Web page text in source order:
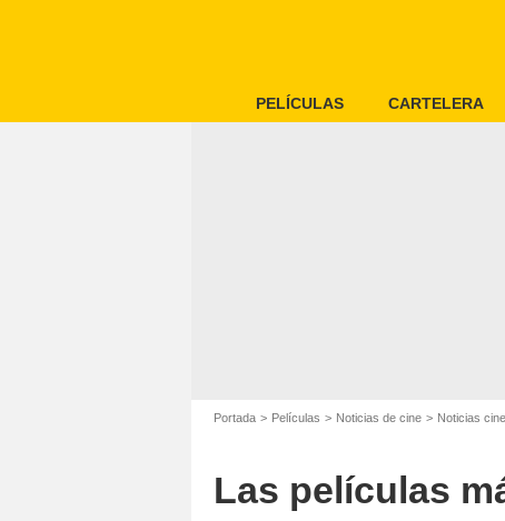
PELÍCULAS CARTELERA
Portada Películas Noticias de cine Noticias
Las películas